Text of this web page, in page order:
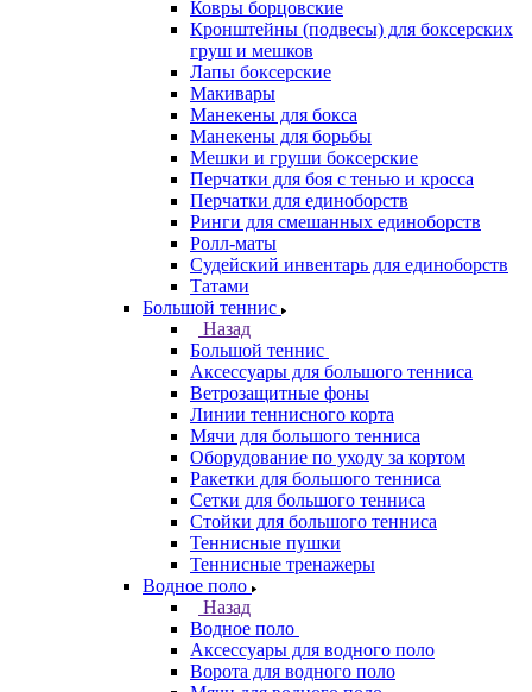
Ковры борцовские
Кронштейны (подвесы) для боксерских
груш и мешков
Лапы боксерские
Макивары
Манекены для бокса
Манекены для борьбы
Мешки и груши боксерские
Перчатки для боя с тенью и кросса
Перчатки для единоборств
Ринги для смешанных единоборств
Ролл-маты
Судейский инвентарь для единоборств
Татами
Большой теннис
Назад
Большой теннис
Аксессуары для большого тенниса
Ветрозащитные фоны
Линии теннисного корта
Мячи для большого тенниса
Оборудование по уходу за кортом
Ракетки для большого тенниса
Сетки для большого тенниса
Стойки для большого тенниса
Теннисные пушки
Теннисные тренажеры
Водное поло
Назад
Водное поло
Аксессуары для водного поло
Ворота для водного поло